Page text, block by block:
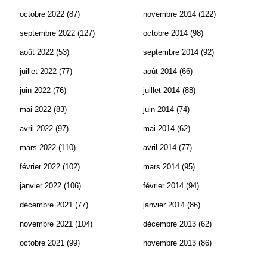
octobre 2022 (87)
septembre 2022 (127)
août 2022 (53)
juillet 2022 (77)
juin 2022 (76)
mai 2022 (83)
avril 2022 (97)
mars 2022 (110)
février 2022 (102)
janvier 2022 (106)
décembre 2021 (77)
novembre 2021 (104)
octobre 2021 (99)
novembre 2014 (122)
octobre 2014 (98)
septembre 2014 (92)
août 2014 (66)
juillet 2014 (88)
juin 2014 (74)
mai 2014 (62)
avril 2014 (77)
mars 2014 (95)
février 2014 (94)
janvier 2014 (86)
décembre 2013 (62)
novembre 2013 (86)